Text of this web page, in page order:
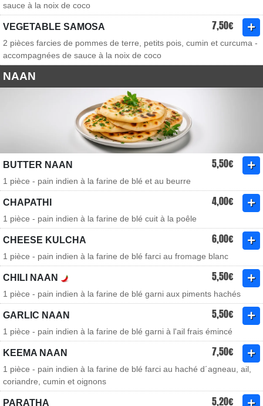
sauce à la noix de coco
VEGETABLE SAMOSA 7,50€
2 pièces farcies de pommes de terre, petits pois, cumin et curcuma -
accompagnées de sauce à la noix de coco
NAAN
BUTTER NAAN 5,50€
1 pièce - pain indien à la farine de blé et au beurre
CHAPATHI 4,00€
1 pièce - pain indien à la farine de blé cuit à la poêle
CHEESE KULCHA 6,00€
1 pièce - pain indien à la farine de blé farci au fromage blanc
CHILI NAAN 5,50€
1 pièce - pain indien à la farine de blé garni aux piments hachés
GARLIC NAAN 5,50€
1 pièce - pain indien à la farine de blé garni à l'ail frais émincé
KEEMA NAAN 7,50€
1 pièce - pain indien à la farine de blé farci au haché d´agneau, ail,
coriandre, cumin et oignons
PARATHA 5,20€